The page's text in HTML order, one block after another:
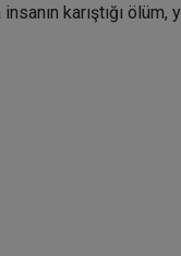
karıştığı ölüm,